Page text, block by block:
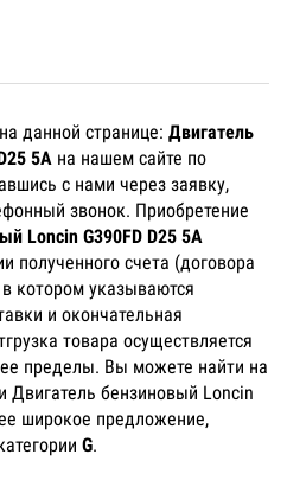
данной странице: Двигатель
5А на нашем сайте по
с нами через заявку,
звонок. Приобретение
Loncin G390FD D25 5А
полученного счета (договора
котором указываются
и окончательная
товара осуществляется
пределы. Вы можете найти на
Двигатель бензиновый Loncin
широкое предложение,
G.